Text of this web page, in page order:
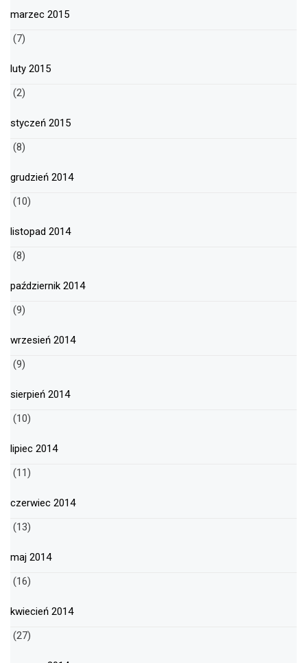
marzec 2015
(7)
luty 2015
(2)
styczeń 2015
(8)
grudzień 2014
(10)
listopad 2014
(8)
październik 2014
(9)
wrzesień 2014
(9)
sierpień 2014
(10)
lipiec 2014
(11)
czerwiec 2014
(13)
maj 2014
(16)
kwiecień 2014
(27)